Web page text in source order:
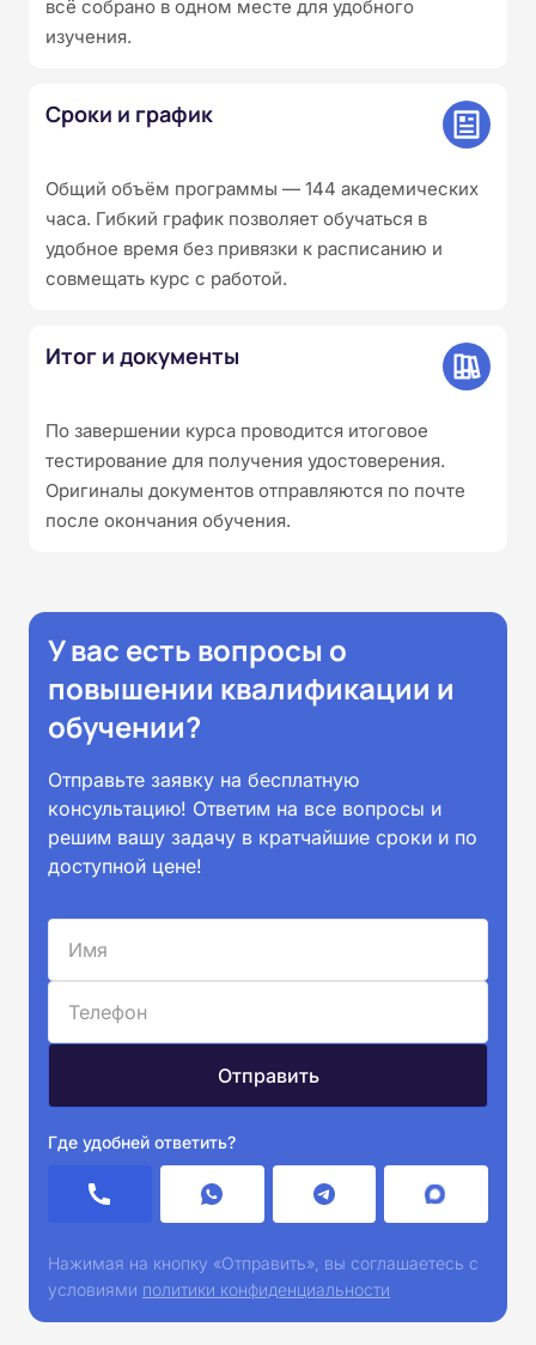
всё собрано в одном месте для удобного
изучения.
Сроки и график
Общий объём программы — 144 академических
часа. Гибкий график позволяет обучаться в
удобное время без привязки к расписанию и
совмещать курс с работой.
Итог и документы
По завершении курса проводится итоговое
тестирование для получения удостоверения.
Оригиналы документов отправляются по почте
после окончания обучения.
У вас есть вопросы о
повышении квалификации и
обучении?
Отправьте заявку на бесплатную
консультацию! Ответим на все вопросы и
решим вашу задачу в кратчайшие сроки и по
доступной цене!
Где удобней ответить?
Нажимая на кнопку «Отправить», вы соглашаетесь с
условиями политики конфиденциальности